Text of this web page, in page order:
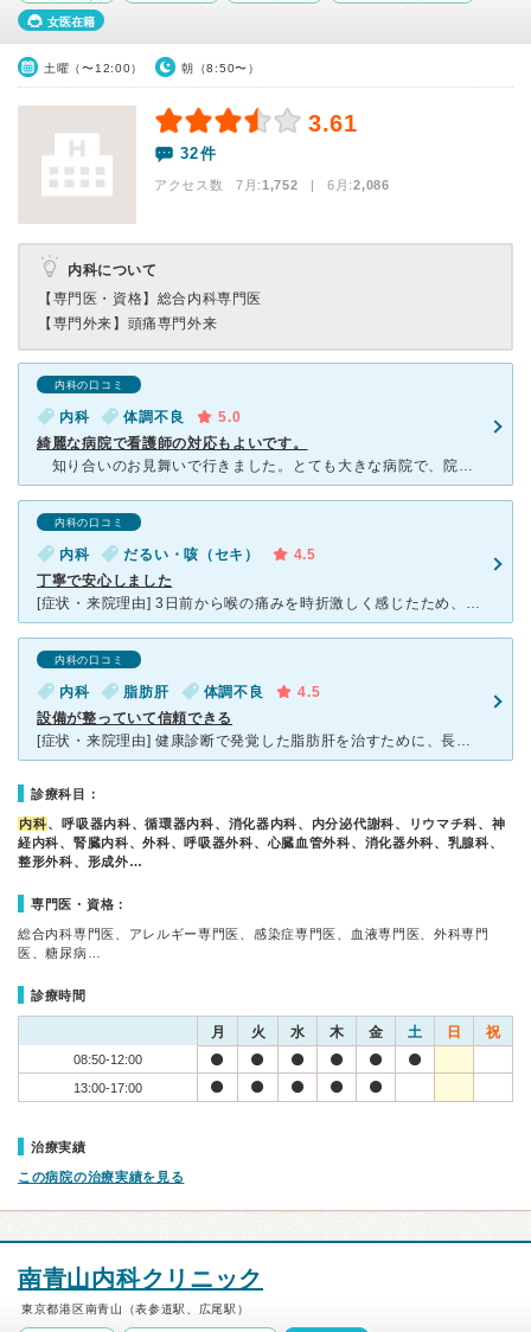
女医在籍
土曜（〜12:00） 朝（8:50〜）
3.61
32件
アクセス数 7月:1,752 | 6月:2,086
内科について
【専門医・資格】 総合内科専門医
【専門外来】 頭痛専門外来
内科の口コミ
内科 体調不良
5.0
綺麗な病院で看護師の対応もよいです。
知り合いのお見舞いで行きました。とても大きな病院で、院内も綺麗です。 面会の手続きもスムーズで受付の人の感じもよかったです。看護師は定期的にきちんと見回りにきているようです。 知り合いは４人
内科の口コミ
内科 だるい・咳（セキ）
4.5
丁寧で安心しました
[症状・来院理由] 3日前から喉の痛みを時折激しく感じたため、こちらにお世話になりました。熱などは出ていないため、 知人の通院していたこちらの病院で、症状を確認したく行きました。 [医師の診断・
内科の口コミ
内科 脂肪肝 体調不良
4.5
設備が整っていて信頼できる
[症状・来院理由] 健康診断で発覚した脂肪肝を治すために、長らく通院しています。主に血液検査・内科の診察・投薬を受けていますが、これまでに肝機能エコー、そして栄養士の栄養指導も受けました。 [医師
診療科目：
内科、呼吸器内科、循環器内科、消化器内科、内分泌代謝科、リウマチ科、神
経内科、腎臓内科、外科、呼吸器外科、心臓血管外科、消化器外科、乳腺科、
整形外科、形成外…
専門医・資格：
総合内科専門医、アレルギー専門医、感染症専門医、血液専門医、外科専門
医、糖尿病…
診療時間
月 火 水 木 金 土 日 祝
08:50-12:00
13:00-17:00
治療実績
この病院の治療実績を見る
南青山内科クリニック
東京都港区南青山（表参道駅、広尾駅）